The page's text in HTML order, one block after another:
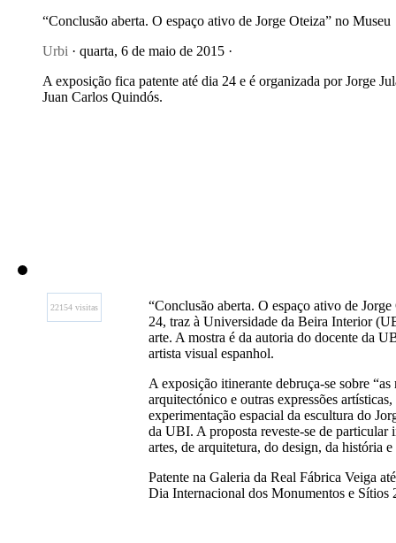
“Conclusão aberta. O espaço ativo de Jorge Oteiza” no Museu
Urbi · quarta, 6 de maio de 2015 ·
A exposição fica patente até dia 24 e é organizada por Jorge
Juan Carlos Quindós.
22154 visitas
“Conclusão aberta. O espaço ativo de
24, traz à Universidade da Beira Interior
arte. A mostra é da autoria do docente da
artista visual espanhol.
A exposição itinerante debruça-se sobre
arquitectónico e outras expressões
experimentação espacial da escultura do
da UBI. A proposta reveste-se de particular
artes, de arquitetura, do design, da história
Patente na Galeria da Real Fábrica Veiga
Dia Internacional dos Monumentos e Sítios